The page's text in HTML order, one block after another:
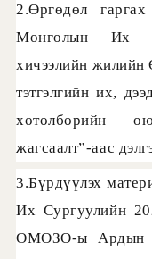
2.Өргөдөл
Монголын Их
хичээлийн
тэтгэлгийн их,
хөтөлбөрийн
жагсаалт”-аас
3.Бүрдүүлэх
Их Сургуулийн
ӨМӨЗО-ы Ардын